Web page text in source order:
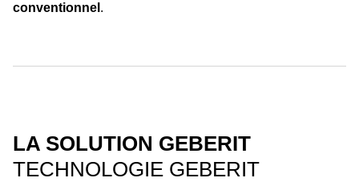
conventionnel .
LA SOLUTION GEBERIT
TECHNOLOGIE GEBERIT